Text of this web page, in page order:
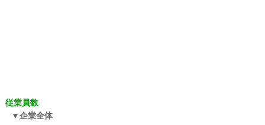
従業員数
企業全体